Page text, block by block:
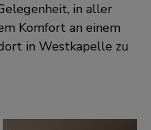
in aller
Komfort an einem
in Westkapelle zu